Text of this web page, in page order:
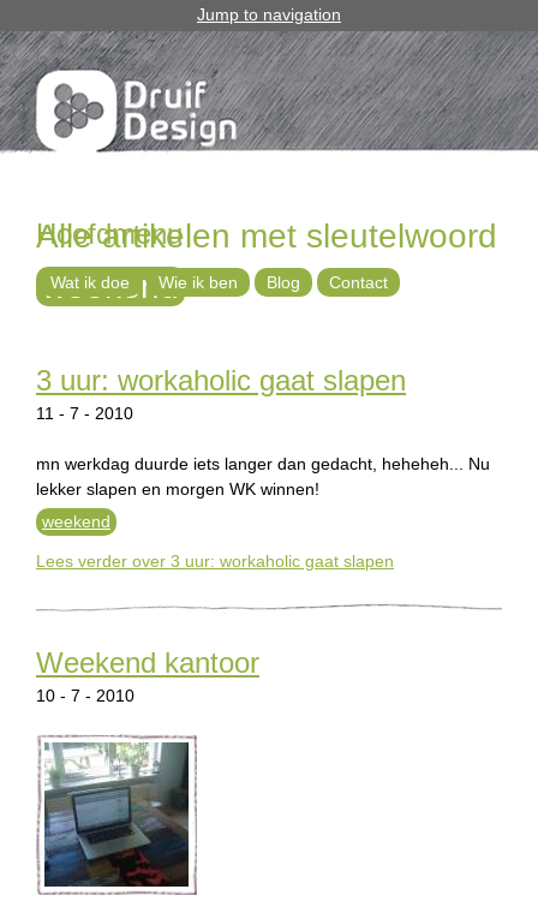
Jump to navigation
Alle artikelen met sleutelwoord
weekend
3 uur: workaholic gaat slapen
11 - 7 - 2010
mn werkdag duurde iets langer dan gedacht, heheheh... Nu
lekker slapen en morgen WK winnen!
weekend
Lees verder over 3 uur: workaholic gaat slapen
Weekend kantoor
10 - 7 - 2010
Hoofdmenu
Wat ik doe Wie ik ben Blog Contact